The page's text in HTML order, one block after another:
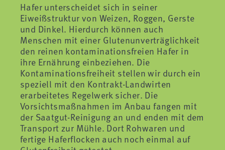
Hafer unterscheidet sich in seiner
Eiweißstruktur von Weizen, Roggen, Gerste
und Dinkel. Hierdurch können auch
Menschen mit einer Glutenunverträglichkeit
den reinen kontaminationsfreien Hafer in
ihre Ernährung einbeziehen. Die
Kontaminationsfreiheit stellen wir durch ein
speziell mit den Kontrakt-Landwirten
erarbeitetes Regelwerk sicher. Die
Vorsichtsmaßnahmen im Anbau fangen mit
der Saatgut-Reinigung an und enden mit dem
Transport zur Mühle. Dort Rohwaren und
fertige Haferflocken auch noch einmal auf